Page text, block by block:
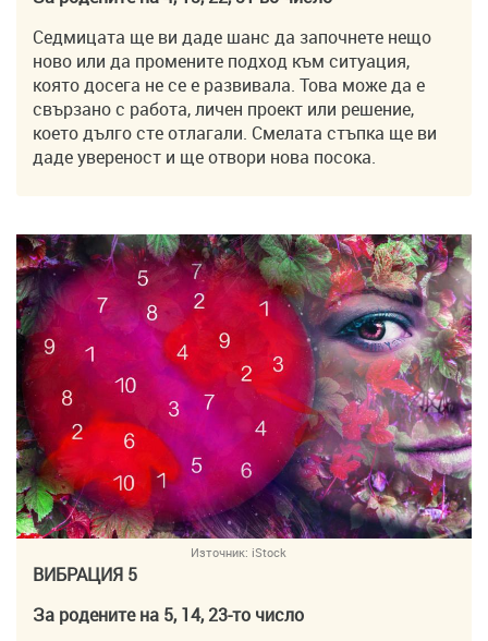
Седмицата ще ви даде шанс да започнете нещо
ново или да промените подход към ситуация,
която досега не се е развивала. Това може да е
свързано с работа, личен проект или решение,
което дълго сте отлагали. Смелата стъпка ще ви
даде увереност и ще отвори нова посока.
Източник: iStock
ВИБРАЦИЯ 5
За родените на 5, 14, 23-то число